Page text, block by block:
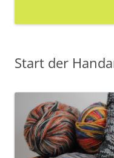
Start der